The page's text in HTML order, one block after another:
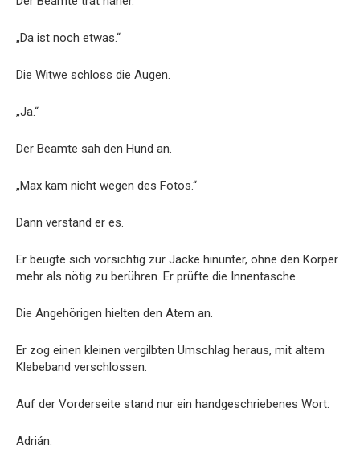
„Da ist noch etwas.“
Die Witwe schloss die Augen.
„Ja.“
Der Beamte sah den Hund an.
„Max kam nicht wegen des Fotos.“
Dann verstand er es.
Er beugte sich vorsichtig zur Jacke hinunter, ohne den Körper
mehr als nötig zu berühren. Er prüfte die Innentasche.
Die Angehörigen hielten den Atem an.
Er zog einen kleinen vergilbten Umschlag heraus, mit altem
Klebeband verschlossen.
Auf der Vorderseite stand nur ein handgeschriebenes Wort:
Adrián.